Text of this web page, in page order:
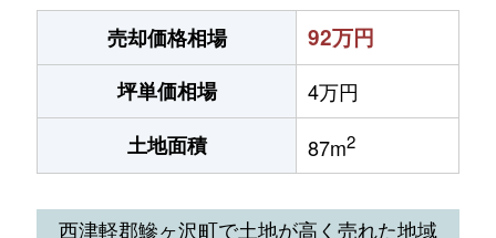
売却価格相場
92万円
坪単価相場
4万円
土地面積
87m2
西津軽郡鰺ヶ沢町で土地が高く売れた地域